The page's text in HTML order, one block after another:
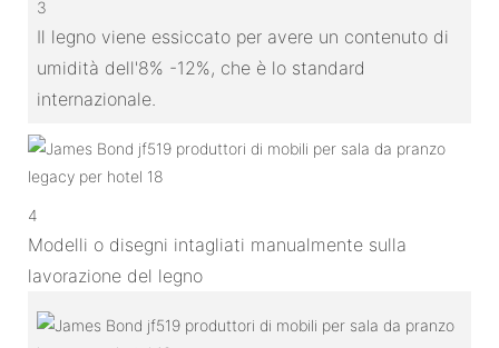
3
Il legno viene essiccato per avere un contenuto di
umidità dell'8% -12%, che è lo standard
internazionale.
4
Modelli o disegni intagliati manualmente sulla
lavorazione del legno